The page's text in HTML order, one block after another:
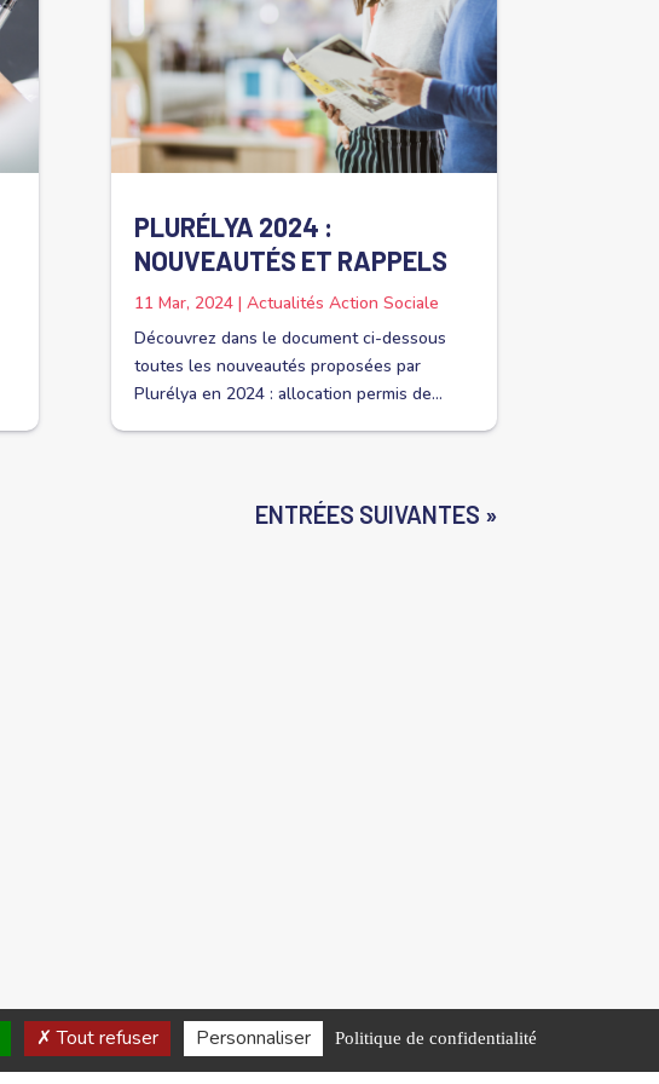
PLURÉLYA 2024 :
NOUVEAUTÉS ET RAPPELS
11 Mar, 2024| Actualités Action Sociale
Découvrez dans le document ci-dessous
toutes les nouveautés proposées par
Plurélya en 2024 : allocation permis de...
ENTRÉES SUIVANTES »
Tout refuser Personnaliser Politique de confidentialité